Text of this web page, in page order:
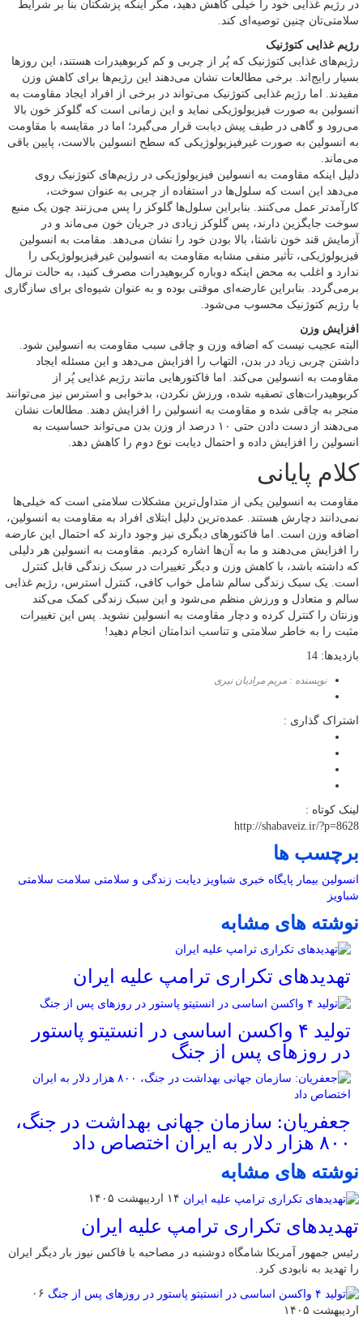
در رژیم غذایی خود را خیلی کاهش دهید، مگر اینکه پزشکتان بنا بر شرایط
سلامتی‌تان چنین توصیه‌ای کند.
رژیم غذایی کتوژنیک
رژیم‌های غذایی کتوژنیک که پُر از چربی و کم کربوهیدرات هستند، این روزها
بسیار رایج‌اند. برخی مطالعات نشان می‌دهند این رژیم‌ها برای کاهش وزن
مفیدند. اما رژیم غذایی کتوژنیک می‌تواند در برخی از افراد ایجاد مقاومت به
انسولین به صورت فیزیولوژیکی نماید و این زمانی است که گلوکز خون بالا
می‌رود و گاهی در طیف پیش دیابت قرار می‌گیرد؛ اما در مقایسه با مقاومت
به انسولین به صورت غیرفیزیولوژیکی که سطح انسولین بالاست، پایین باقی
می‌ماند.
دلیل اینکه مقاومت به انسولین فیزیولوژیکی در رژیم‌های کتوژنیک روی
می‌دهد این است که سلول‌ها در استفاده از چربی به عنوان سوخت،
کارآمدتر عمل می‌کنند. بنابراین سلول‌ها گلوکز را پس می‌زنند چون یک منبع
سوخت جایگزین دارند، پس گلوکز زیادی در جریان خون می‌ماند و در
آزمایش قند خون ناشتا، بالا بودن خود را نشان می‌دهد. مقامت به انسولین
فیزیولوژیکی، تأثیر منفی مشابه مقاومت به انسولین غیرفیزیولوژیکی را
ندارد و اغلب به محض اینکه دوباره کربوهیدرات مصرف کنید، به حالت نرمال
برمی‌گردد. بنابراین عارضه‌ای موقتی بوده و به عنوان شیوه‌ای برای سازگاری
با رژیم کتوژنیک محسوب می‌شود.
افزایش وزن
البته عجیب نیست که اضافه وزن و چاقی سبب مقاومت به انسولین شود.
داشتن چربی زیاد در بدن، التهاب را افزایش می‌دهد و این مسئله ایجاد
مقاومت به انسولین می‌کند. اما فاکتورهایی مانند رژیم غذایی پُر از
کربوهیدرات‌های تصفیه شده، ورزش نکردن، بدخوابی و استرس نیز می‌توانند
منجر به چاقی شده و مقاومت به انسولین را افزایش دهند. مطالعات نشان
می‌دهند از دست دادن حتی ۱۰ درصد از وزن بدن می‌تواند حساسیت به
انسولین را افزایش داده و احتمال دیابت نوع دوم را کاهش دهد.
کلام پایانی
مقاومت به انسولین یکی از متداول‌ترین مشکلات سلامتی است که خیلی‌ها
نمی‌دانند دچارش هستند. عمده‌ترین دلیل ابتلای افراد به مقاومت به انسولین،
اضافه وزن است. اما فاکتورهای دیگری نیز وجود دارند که احتمال این عارضه
را افزایش می‌دهند و ما به آن‌ها اشاره کردیم. مقاومت به انسولین هر دلیلی
که داشته باشد، با کاهش وزن و دیگر تغییرات در سبک زندگی قابل کنترل
است. یک سبک زندگی سالم شامل خواب کافی، کنترل استرس، رژیم غذایی
سالم و متعادل و ورزش منظم می‌شود و این سبک زندگی کمک می‌کند
وزنتان را کنترل کرده و دچار مقاومت به انسولین نشوید. پس این تغییرات
مثبت را به خاطر سلامتی و تناسب اندامتان انجام دهید!
بازدیدها: 14
نویسنده : مریم مرادیان نیری
اشتراک گذاری :
لینک کوتاه :
http://shabaveiz.ir/?p=8628
برچسب ها
انسولین بیمار پایگاه خبری شباویز دیابت زندگی و سلامتی سلامت سلامتی
شباویز
نوشته های مشابه
تهدیدهای تکراری ترامپ علیه ایران
تولید ۴ واکسن اساسی در انستیتو پاستور
در روزهای پس از جنگ
جعفریان: سازمان جهانی بهداشت در جنگ،
۸۰۰ هزار دلار به ایران اختصاص داد
نوشته های مشابه
۱۴ اردیبهشت ۱۴۰۵
تهدیدهای تکراری ترامپ علیه ایران
رئیس جمهور آمریکا شامگاه دوشنبه در مصاحبه با فاکس نیوز بار دیگر ایران
را تهدید به نابودی کرد.
۰۶
اردیبهشت ۱۴۰۵